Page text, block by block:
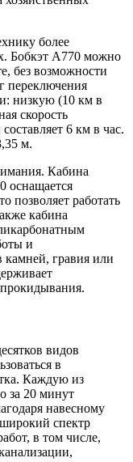
более
Бобкэт А770 можно
без возможности
переключения
низкую (10 км в
скорость
6 км в час.
м.
Кабина
оснащается
позволяет работать
кабина
и
камней, гравия или
видов
в
Каждую из
за 20 минут
навесному
спектр
в том числе,